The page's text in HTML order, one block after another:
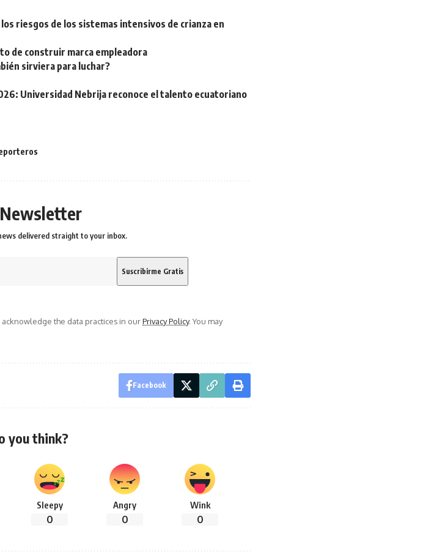
riesgos de los sistemas intensivos de crianza en
de construir marca empleadora
sirviera para luchar?
Universidad Nebrija reconoce el talento ecuatoriano
delivered straight to your inbox.
acknowledge the data practices in ourPrivacy Policy. You may
Facebook
you think?
Sleepy
0
Angry
0
Wink
0